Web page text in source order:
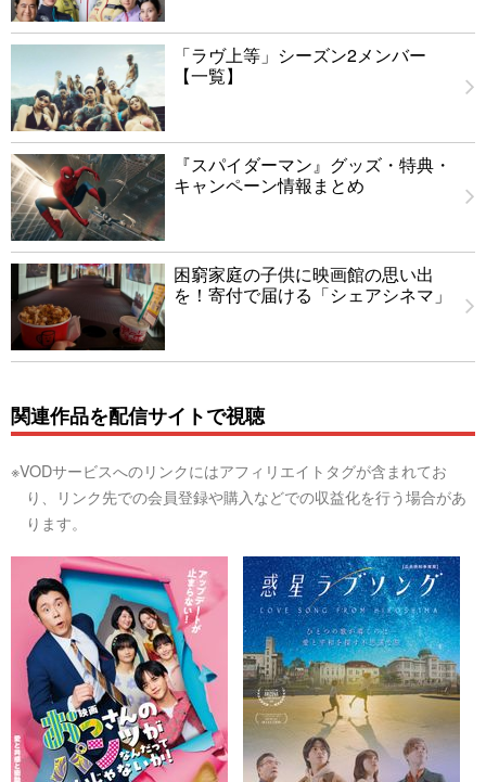
「ラヴ上等」シーズン2メンバー
【一覧】
『スパイダーマン』グッズ・特典・
キャンペーン情報まとめ
困窮家庭の子供に映画館の思い出
を！寄付で届ける「シェアシネマ」
関連作品を配信サイトで視聴
※VODサービスへのリンクにはアフィリエイトタグが含まれてお
り、リンク先での会員登録や購入などでの収益化を行う場合があ
ります。